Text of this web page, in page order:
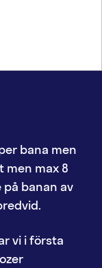
bana men
men max 8
banan av
vi i första